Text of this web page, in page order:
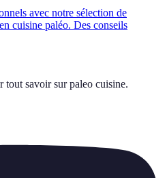
avec notre sélection de
cuisine paléo. Des conseils
tout savoir sur paleo cuisine.